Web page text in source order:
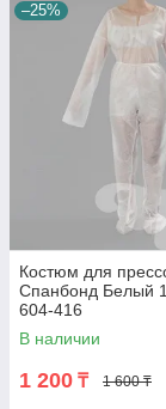
–25%
Костюм для
Спанбонд Белый
604-416
В наличии
1 200 ₸ 1 600 ₸